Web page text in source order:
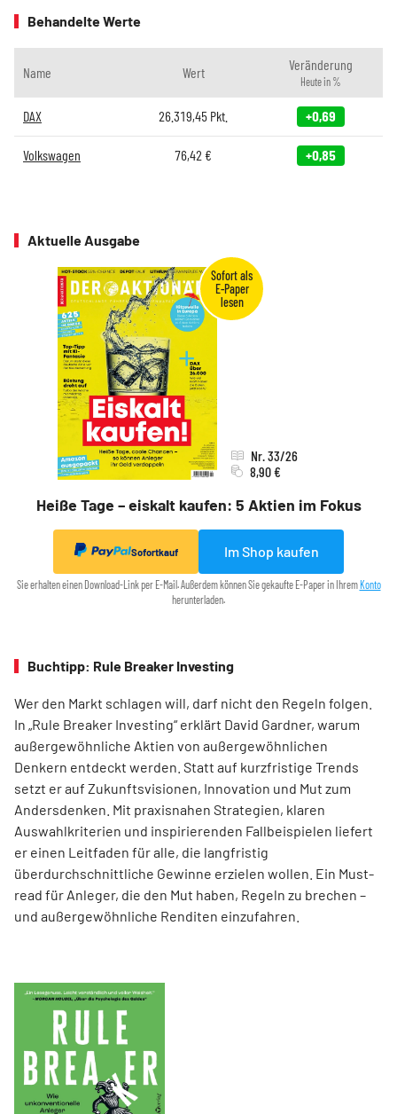
Behandelte Werte
Name Wert Veränderung
Heute in %
DAX 26.319,45 Pkt. +0,69
Volkswagen 76,42 € +0,85
Aktuelle Ausgabe
Heiße Tage – eiskalt kaufen: 5 Aktien im Fokus
Nr. 33/26
8,90 €
Sofortkauf Im Shop kaufen
Sie erhalten einen Download-Link per E-Mail. Außerdem können Sie gekaufte E-Paper in Ihrem Konto
herunterladen.
Buchtipp: Rule Breaker Investing
Wer den Markt schlagen will, darf nicht den Regeln folgen.
In „Rule Breaker Investing“ erklärt David Gardner, warum
außergewöhnliche Aktien von außer­gewöhnlichen
Denkern entdeckt werden. Statt auf kurzfristige Trends
setzt er auf Zukunftsvisionen, Innovation und Mut zum
Andersdenken. Mit praxisnahen Strategien, klaren
Auswahlkriterien und inspirierenden Fallbeispielen liefert
er einen Leit­faden für alle, die langfristig
überdurchschnittliche Gewinne erzielen wollen. Ein Must-
read für Anleger, die den Mut haben, Regeln zu brechen –
und außergewöhnliche Renditen einzufahren.